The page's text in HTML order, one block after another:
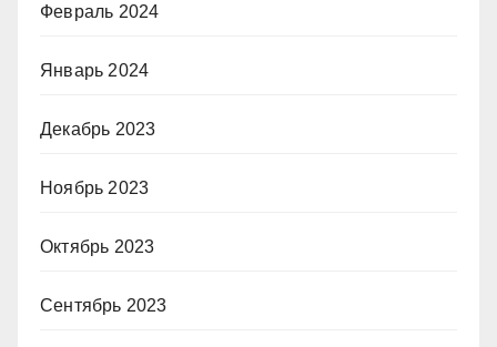
Февраль 2024
Январь 2024
Декабрь 2023
Ноябрь 2023
Октябрь 2023
Сентябрь 2023